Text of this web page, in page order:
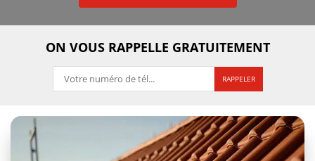
ON VOUS RAPPELLE GRATUITEMENT